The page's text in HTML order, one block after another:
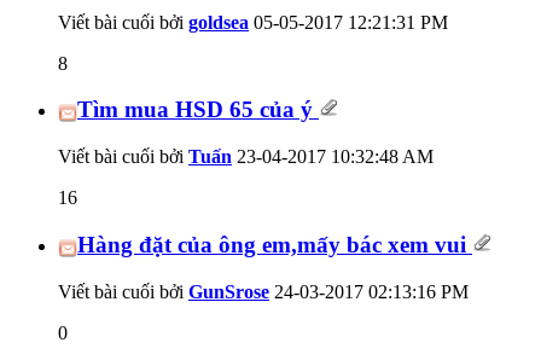
Viết bài cuối bởi goldsea 05-05-2017 12:21:31 PM
8
Tìm mua HSD 65 của ý
Viết bài cuối bởi Tuấn 23-04-2017 10:32:48 AM
16
Hàng đặt của ông em,mấy bác xem vui
Viết bài cuối bởi GunSrose 24-03-2017 02:13:16 PM
0